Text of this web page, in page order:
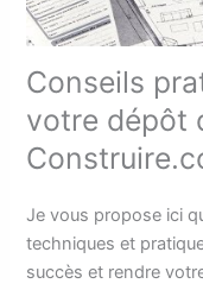
Conseils
votre dépôt
Je vous propose ici
techniques et
succès et rendre